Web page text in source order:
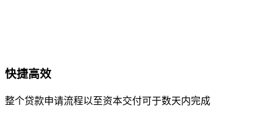
快捷高效
整个贷款申请流程以至资本交付可于数天内完成